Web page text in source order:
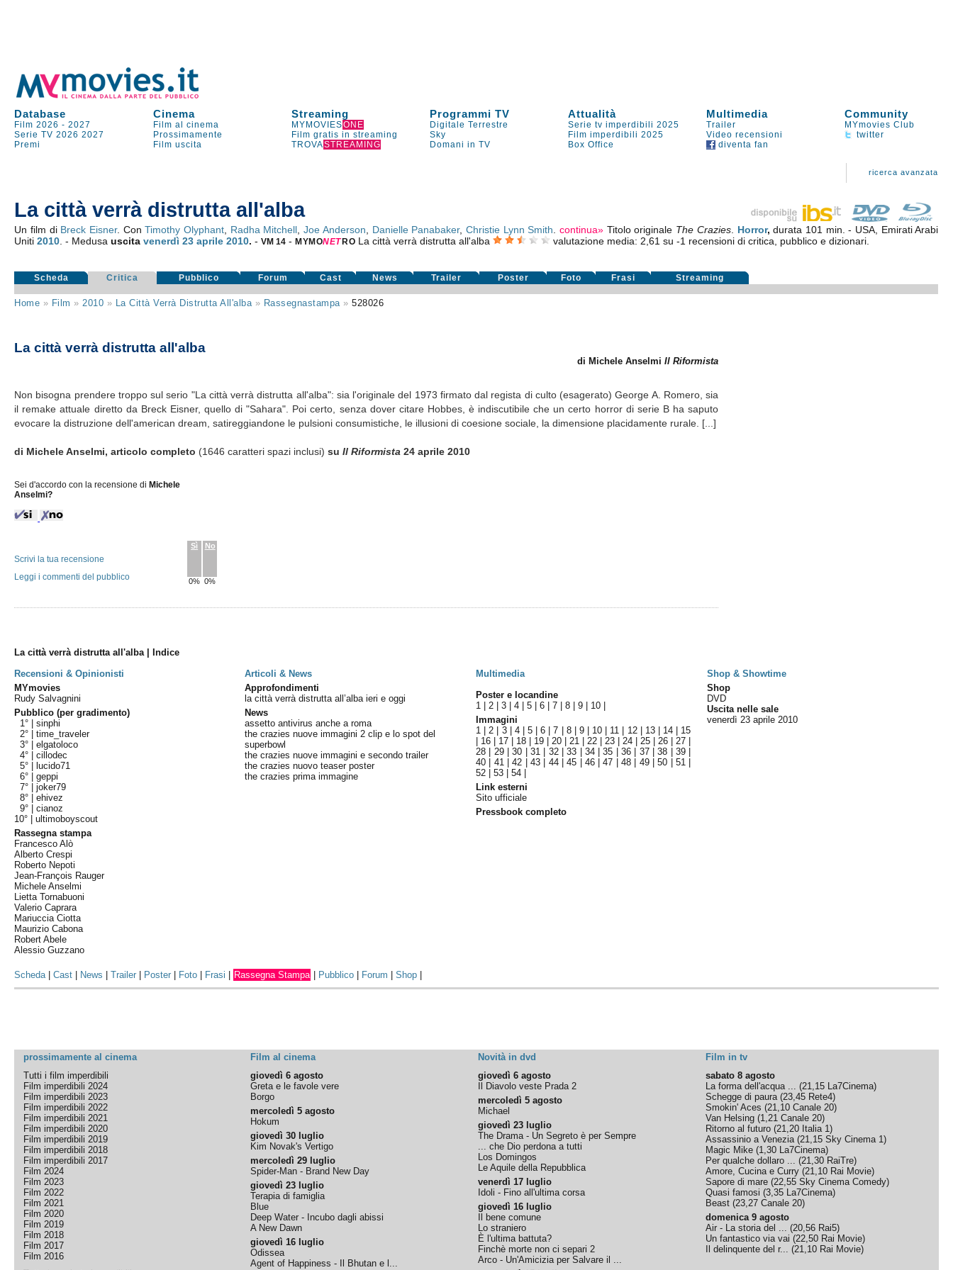
Database Cinema Streaming Programmi TV Attualità Multimedia Community
Film 2026 -2027 Film al cinema MYMOVIESONE Digitale Terrestre Serie tv imperdibili 2025 Trailer
MYmovies Club
Serie TV 2026 2027 Prossimamente Film gratis in streaming Sky Film imperdibili 2025 Video recensioni
twitter
Premi
Film uscita TROVASTREAMING Domani in TV Box Office diventa fan
ricerca avanzata
La città verrà distrutta all'alba
Un film di Breck Eisner. ConTimothy Olyphant Radha Mitchell ,Joe Anderson Danielle Panabaker, Christie Lynn Smith .continua» Titolo originale The Crazies. Horror,durata 101 min. - USA, Emirati Arabi
Uniti2010 . - Medusauscitavenerdì 23 aprile 2010.-VM 14 -MYMONET RO La città verrà distrutta all'alba valutazione media: 2,61 su -1 recensioni di critica, pubblico e dizionari.
Scheda Critica Pubblico Forum Cast News Trailer Poster Foto Frasi Streaming
Home » Film » 2010 » La Città Verrà Distrutta All'alba» Rassegnastampa»528026
La città verrà distrutta all'alba
di Michele AnselmiIl Riformista
Non bisogna prendere troppo sul serio "La città verrà distrutta all'alba": sia l'originale del 1973 firmato dal regista di culto (esagerato) George A. Romero, sia
il remake attuale diretto da Breck Eisner, quello di "Sahara". Poi certo, senza dover citare Hobbes, è indiscutibile che un certo horror di serie B ha saputo
evocare la distruzione dell'american dream, satireggiandone le pulsioni consumistiche, le illusioni di coesione sociale, la dimensione placidamente rurale. [...]
di Michele Anselmi, articolo completo (1646 caratteri spazi inclusi)suIl Riformista 24 aprile 2010
Sei d'accordo con la recensione di Michele
Anselmi?
Sì
0%
No
0%
Scrivi la tua recensione
Leggi i commenti del pubblico
La città verrà distrutta all'alba | Indice
Recensioni & Opinionisti
Articoli & News Multimedia
Shop & Showtime
MYmovies
Rudy Salvagnini
Pubblico (per gradimento)
1° |sinphi
2° |time_traveler
3° |elgatoloco
4° |cillodec
5° |
lucido71
6° |geppi
7° |joker79
8° |ehivez
9° |cianoz
10° |ultimoboyscout
Rassegna stampa
Francesco Alò
Alberto Crespi
Roberto Nepoti
Jean-François Rauger
Michele Anselmi
Lietta Tornabuoni
Valerio Caprara
Mariuccia Ciotta
Maurizio Cabona
Robert Abele
Alessio Guzzano
Approfondimenti
la città verrà distrutta all’alba ieri e oggi
News
assetto antivirus anche a roma
the crazies nuove immagini 2 clip e lo spot del
superbowl
the crazies nuove immagini e secondo trailer
the crazies nuovo teaser poster
the crazies prima immagine
Poster e locandine
1 |2 |3 |4 |5 |6 |7 |8 |9 10
Immagini
1 |2 3| 4|5 |6 |7 8| 9| 10 11 12| 13| 14
15
16 17 18 19 |20 |21 |22 |23 |24 |25 |26 |27
28
29|30 31| 32|33 34|35 |36 37|38 39|
40
41|42 43| 44|45 46|47 |48 49|50 51|
52 |53 |54
Link esterni
Sito ufficiale
Pressbook completo
Shop
DVD
Uscita nelle sale
venerdì 23 aprile 2010
Scheda|Cast News |Trailer Poster Foto Frasi Rassegna Stampa Pubblico Forum |Shop
prossimamente al cinema Film al cinema Novità in dvd
Film in tv
Tutti i film imperdibili
Film imperdibili 2024
Film imperdibili 2023
Film imperdibili 2022
Film imperdibili 2021
Film imperdibili 2020
Film imperdibili 2019
Film imperdibili 2018
Film imperdibili 2017
Film 2024
Film 2023
Film 2022
Film 2021
Film 2020
Film 2019
Film 2018
Film 2017
Film 2016
giovedì 6 agosto
Greta e le favole vere
Borgo
mercoledì 5 agosto
Hokum
giovedì 30 luglio
Kim Novak's Vertigo
mercoledì 29 luglio
Spider-Man - Brand New Day
giovedì 23 luglio
Terapia di famiglia
Blue
Deep Water - Incubo dagli abissi
A New Dawn
giovedì 16 luglio
Odissea
Agent of Happiness - Il Bhutan e l...
giovedì 6 agosto
Il Diavolo veste Prada 2
mercoledì 5 agosto
Michael
giovedì 23 luglio
The Drama - Un Segreto è per Sempre
... che Dio perdona a tutti
Los Domingos
Le Aquile della Repubblica
venerdì 17 luglio
Idoli - Fino all'ultima corsa
giovedì 16 luglio
Il bene comune
Lo straniero
È l'ultima battuta?
Finchè morte non ci separi 2
Arco - Un'Amicizia per Salvare il ...
sabato 8 agosto
La forma dell'acqua ... (21,15 La7Cinema)
Schegge di paura(23,45 Rete4)
Smokin' Aces (21,10 Canale 20)
Van Helsing (1,21 Canale 20)
Ritorno al futuro (21,20 Italia 1)
Assassinio a Venezia(21,15 Sky Cinema 1)
Magic Mike (1,30 La7Cinema)
Per qualche dollaro ... (21,30 RaiTre)
Amore, Cucina e Curry (21,10 Rai Movie)
Sapore di mare (22,55 Sky Cinema Comedy)
Quasi famosi (3,35 La7Cinema)
Beast (23,27 Canale 20)
domenica 9 agosto
Air - La storia del ... (20,56 Rai5)
Un fantastico via vai (22,50 Rai Movie)
Il delinquente del r... (21,10 Rai Movie)